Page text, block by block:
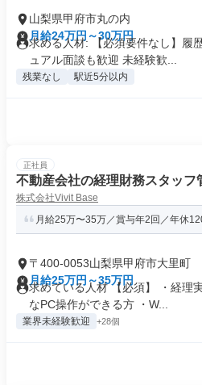
山梨県甲府市丸の内
月給24万円～30万円
求める人材: 【必須要件なし】履
ュアル面談も歓迎 未経験歓...
残業なし 駅近5分以内
正社員
不動産会社の経理財務スタッフ
株式会社Vivit Base
月給25万〜35万／賞与年2回／年休
〒400-0053山梨県甲府市大里町
月給25万円～35万円
求めている人材 【必須】 ・経理
なPC操作ができる方 ・W...
業界未経験歓迎 +28個